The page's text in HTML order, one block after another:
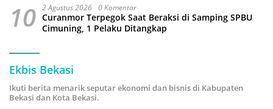
10 2 Agustus 2026 0 Komentar
Curanmor Terpegok Saat Beraksi di Samping SPBU
Cimuning, 1 Pelaku Ditangkap
Ekbis Bekasi
Ikuti berita menarik seputar ekonomi dan bisnis di Kabupaten
Bekasi dan Kota Bekasi.